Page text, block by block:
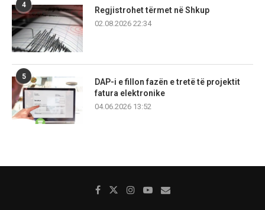
4
Regjistrohet tërmet në Shkup
02.08.2026 22:34
5
DAP-i e fillon fazën e tretë të projektit
fatura elektronike
04.06.2026 13:52